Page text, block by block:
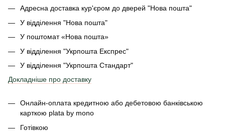
Адресна доставка кур'єром до дверей "Нова пошта"
У відділення "Нова пошта"
У поштомат «Нова пошта»
У відділення "Укрпошта Експрес"
У відділення "Укрпошта Стандарт"
Докладніше про доставку
Онлайн-оплата кредитною або дебетовою банківською
карткою plata by mono
Готівкою